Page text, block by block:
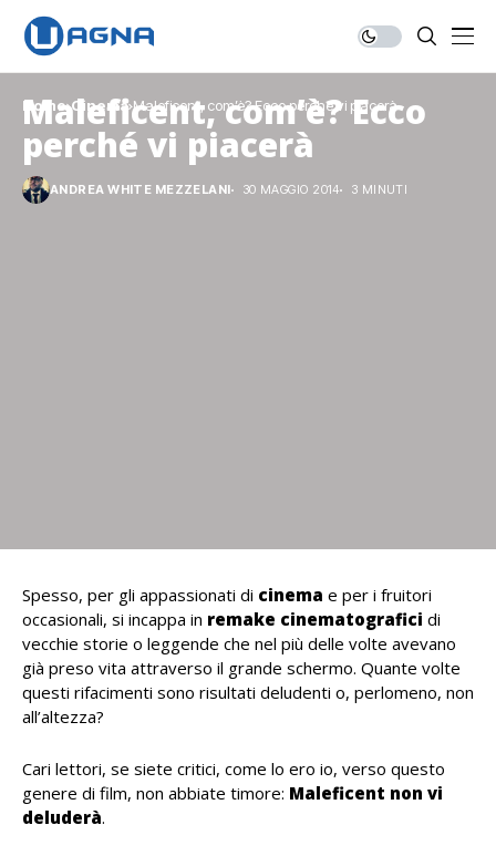
Home Cinema Maleficent, com’è? Ecco perché vi piacerà
Maleficent, com’è? Ecco
perché vi piacerà
ANDREA WHITE MEZZELANI 30 MAGGIO 2014 3 MINUTI
Spesso, per gli appassionati di cinema e per i fruitori
occasionali, si incappa in remake cinematografici di
vecchie storie o leggende che nel più delle volte avevano
già preso vita attraverso il grande schermo. Quante volte
questi rifacimenti sono risultati deludenti o, perlomeno, non
all’altezza?
Cari lettori, se siete critici, come lo ero io, verso questo
genere di film, non abbiate timore: Maleficent non vi
deluderà.